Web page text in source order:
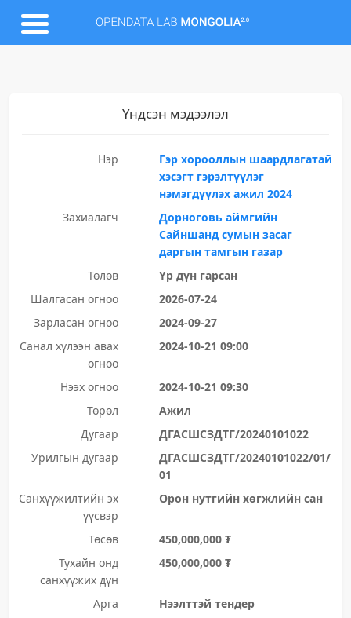
Үндсэн мэдээлэл
Нэр
Гэр хорооллын шаардлагатай
хэсэгт гэрэлтүүлэг
нэмэгдүүлэх ажил 2024
Захиалагч
Дорноговь аймгийн
Сайншанд сумын засаг
даргын тамгын газар
Төлөв
Үр дүн гарсан
Шалгасан огноо
2026-07-24
Зарласан огноо
2024-09-27
Санал хүлээн авах
огноо
2024-10-21 09:00
Нээх огноо
2024-10-21 09:30
Төрөл
Ажил
Дугаар
ДГАСШСЗДТГ/20240101022
Урилгын дугаар
ДГАСШСЗДТГ/20240101022/01/
01
Санхүүжилтийн эх
үүсвэр
Орон нутгийн хөгжлийн сан
Төсөв
450,000,000 ₮
Тухайн онд
санхүүжих дүн
450,000,000 ₮
Арга
Нээлттэй тендер